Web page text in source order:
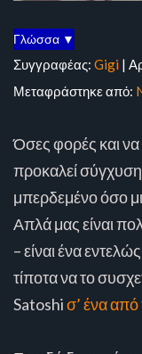
Γλώσσα ▼
Συγγραφέας: Gigi |
Μεταφράστηκε από:
Όσες φορές και να
προκαλεί
μπερδεμένο όσο
Απλά μας είναι
– είναι ένα
τίποτα να το
Satoshiσ’ ένα